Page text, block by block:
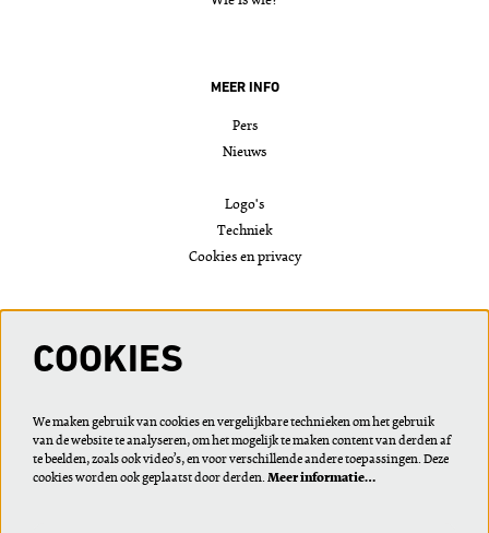
MEER INFO
Pers
Nieuws
Logo's
Techniek
Cookies en privacy
Meld je aan voor de nieuwsbrief of wijzig je voorkeuren
COOKIES
We maken gebruik van cookies en vergelijkbare technieken om het gebruik
van de website te analyseren, om het mogelijk te maken content van derden af
te beelden, zoals ook video’s, en voor verschillende andere toepassingen. Deze
cookies worden ook geplaatst door derden. Meer informatie…